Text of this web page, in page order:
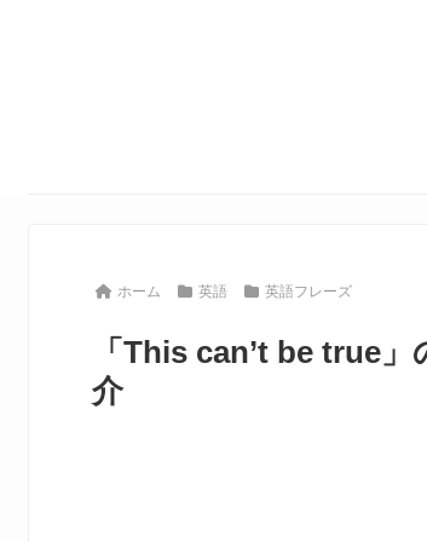
ホーム 英語 英語フレーズ
「This can’t be true
介